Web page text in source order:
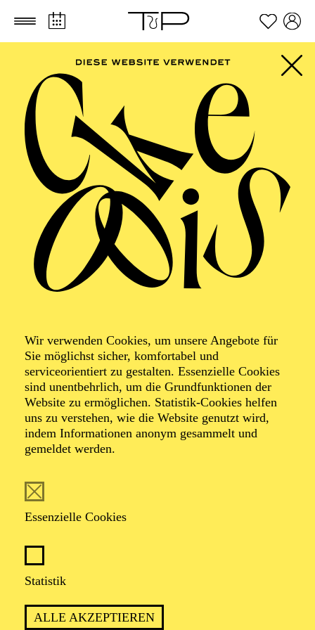
Zum Hauptinhalt springen Zum Footer springen
Wir verwenden Cookies, um unsere Angebote für
Sie möglichst sicher, komfortabel und
serviceorientiert zu gestalten. Essenzielle Cookies
sind unentbehrlich, um die Grundfunktionen der
Website zu ermöglichen. Statistik-Cookies helfen
uns zu verstehen, wie die Website genutzt wird,
indem Informationen anonym gesammelt und
gemeldet werden.
Essenzielle Cookies
Statistik
ALLE AKZEPTIEREN
Dorin Gal
Bühnen- und Kostümbildner
Dorin Gal absolvierte sein Studium in Klausenburg.
Daraufhin war er zehn Jahre Mitglied der Bayerischen
mit dem Bayerischen Staatsballett, bei der er für das
Bühnen- und Kostümbild verantwortlich war, erhielt
1997 den Bayerischen Theaterpreis. Seine